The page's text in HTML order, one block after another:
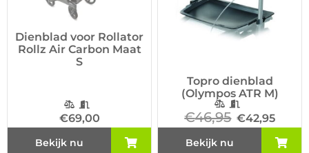
Dienblad voor Rollator
Rollz Air Carbon Maat
S
€69,00
Bekijk nu
Topro dienblad
(Olympos ATR M)
€46,95 €42,95
Bekijk nu